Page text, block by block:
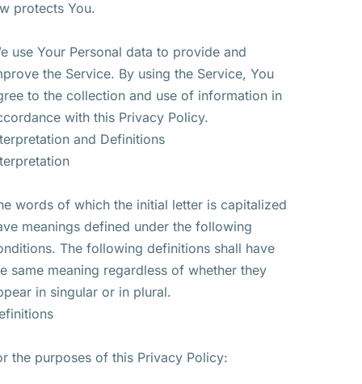
protects You.
use Your Personal data to provide and
the Service. By using the Service, You
to the collection and use of information in
with this Privacy Policy.
and Definitions
words of which the initial letter is capitalized
meanings defined under the following
The following definitions shall have
same meaning regardless of whether they
in singular or in plural.
the purposes of this Privacy Policy: